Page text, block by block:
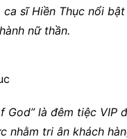
sĩ Hiền Thục nổi
nữ thần.
God” là đêm tiệc VIP
nhằm tri ân khách